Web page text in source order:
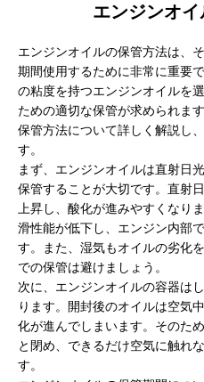
エンジンオ
エンジンオイルの保管方法は、
期間使用するために非常に重要
の粘度を持つエンジンオイルを
ための適切な保管が求められま
保管方法について詳しく解説し
す。
まず、エンジンオイルは直射日
保管することが大切です。直射
上昇し、酸化が進みやすくなり
滑性能が低下し、エンジン内部
す。また、湿気もオイルの劣化
での保管は避けましょう。
次に、エンジンオイルの容器は
ります。開封後のオイルは空気
化が進んでしまいます。そのた
と閉め、できるだけ空気に触れ
す。